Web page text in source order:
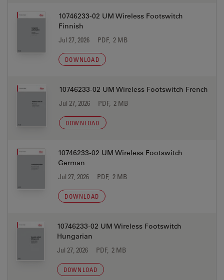
10746233-02 UM Wireless Footswitch
Finnish
Jul 27, 2026 PDF, 2 MB
DOWNLOAD
10746233-02 UM Wireless Footswitch French
Jul 27, 2026 PDF, 2 MB
DOWNLOAD
10746233-02 UM Wireless Footswitch
German
Jul 27, 2026 PDF, 2 MB
DOWNLOAD
10746233-02 UM Wireless Footswitch
Hungarian
Jul 27, 2026 PDF, 2 MB
DOWNLOAD